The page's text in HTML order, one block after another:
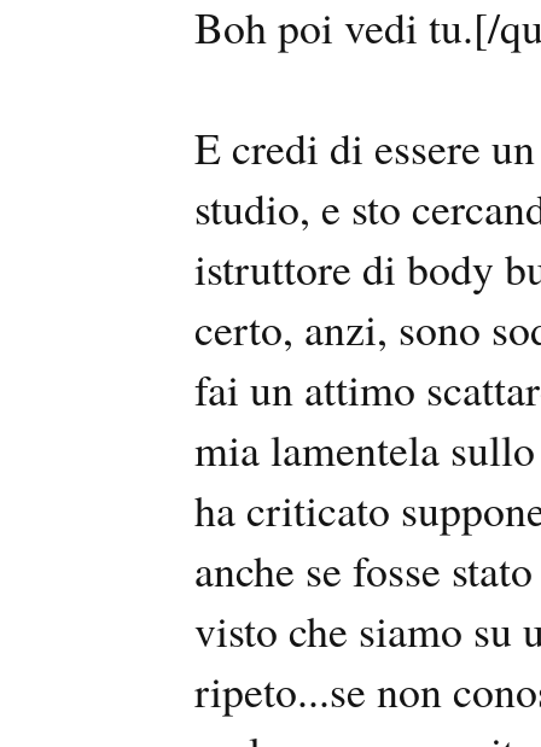
Boh poi vedi tu.[/
E credi di essere
studio, e sto
istruttore di body
certo, anzi, sono
fai un attimo
mia lamentela
ha criticato
anche se fosse
visto che siamo
ripeto...se non